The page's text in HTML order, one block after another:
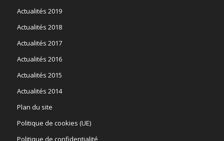
Actualités 2019
Actualités 2018
Actualités 2017
Actualités 2016
Actualités 2015
Actualités 2014
Plan du site
Politique de cookies (UE)
Politique de confidentialité